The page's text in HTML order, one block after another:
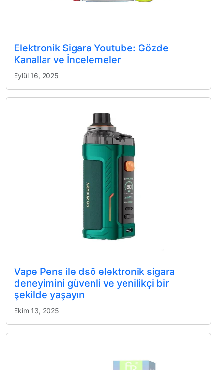
Elektronik Sigara Youtube: Gözde
Kanallar ve İncelemeler
Eylül 16, 2025
Vape Pens ile dsö elektronik sigara
deneyimini güvenli ve yenilikçi bir
şekilde yaşayın
Ekim 13, 2025